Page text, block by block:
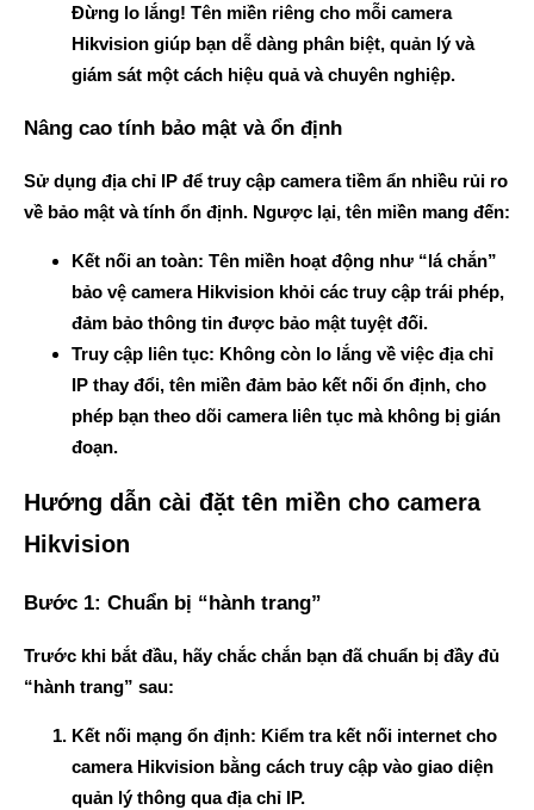
Đừng lo lắng! Tên miền riêng cho mỗi camera
Hikvision giúp bạn dễ dàng phân biệt, quản lý và
giám sát một cách hiệu quả và chuyên nghiệp.
Nâng cao tính bảo mật và ổn định
Sử dụng địa chỉ IP để truy cập camera tiềm ẩn nhiều rủi ro
về bảo mật và tính ổn định. Ngược lại, tên miền mang đến:
Kết nối an toàn: Tên miền hoạt động như “lá chắn”
bảo vệ camera Hikvision khỏi các truy cập trái phép,
đảm bảo thông tin được bảo mật tuyệt đối.
Truy cập liên tục: Không còn lo lắng về việc địa chỉ
IP thay đổi, tên miền đảm bảo kết nối ổn định, cho
phép bạn theo dõi camera liên tục mà không bị gián
đoạn.
Hướng dẫn cài đặt tên miền cho camera
Hikvision
Bước 1: Chuẩn bị “hành trang”
Trước khi bắt đầu, hãy chắc chắn bạn đã chuẩn bị đầy đủ
“hành trang” sau:
Kết nối mạng ổn định: Kiểm tra kết nối internet cho
camera Hikvision bằng cách truy cập vào giao diện
quản lý thông qua địa chỉ IP.